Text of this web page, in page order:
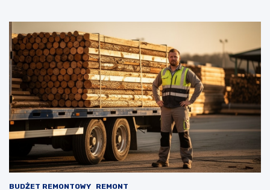
BUDŻET REMONTOWY REMONT